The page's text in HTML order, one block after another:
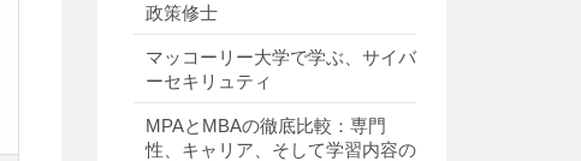
政策修士
マッコーリー大学で学ぶ、サイバ
ーセキリュティ
MPAとMBAの徹底比較：専門
性、キャリア、そして学習内容の